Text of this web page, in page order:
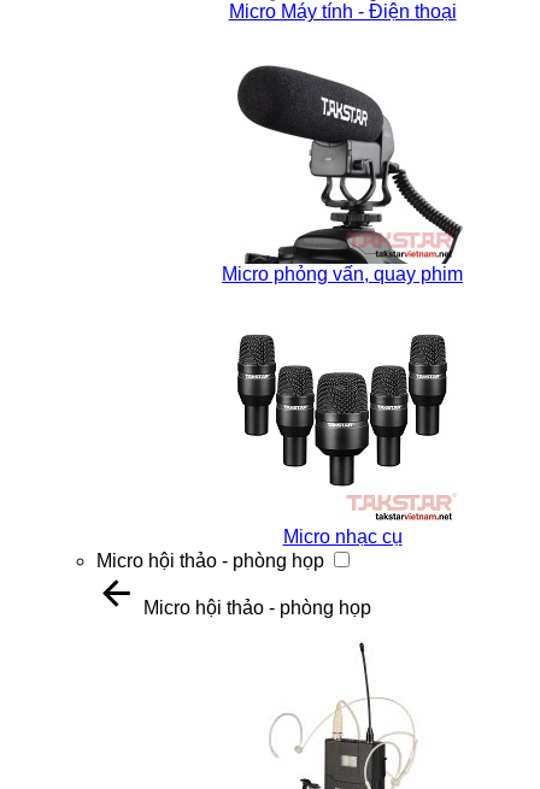
Micro Máy tính - Điện thoại
Micro phỏng vấn, quay phim
Micro nhạc cụ
Micro hội thảo - phòng họp
Micro hội thảo - phòng họp